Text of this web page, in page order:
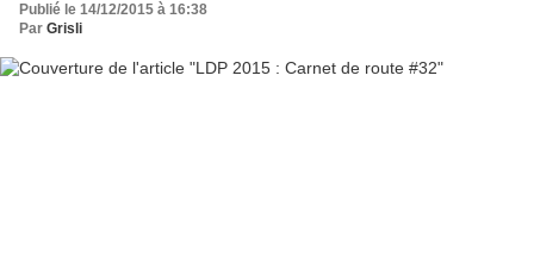
Publié le 14/12/2015 à 16:38
Par Grisli